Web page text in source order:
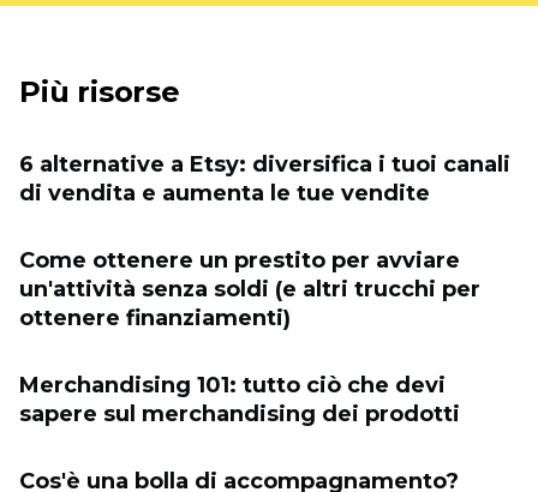
Più risorse
6 alternative a Etsy: diversifica i tuoi canali
di vendita e aumenta le tue vendite
Come ottenere un prestito per avviare
un'attività senza soldi (e altri trucchi per
ottenere finanziamenti)
Merchandising 101: tutto ciò che devi
sapere sul merchandising dei prodotti
Cos'è una bolla di accompagnamento?